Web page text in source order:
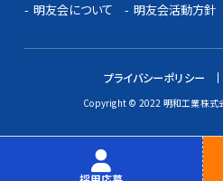
明友会について 明友会活動方針
プライバシーポリシー
Copyright © 2022 明和工業株式